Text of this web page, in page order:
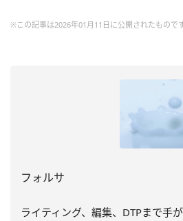
※この記事は2026年01月11日に公開されたもので
フォルサ
ライティング、編集、DTPまで手